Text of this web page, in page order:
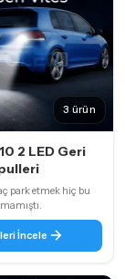
3 ürün
2 LED Geri
park etmek hiç bu
İncele